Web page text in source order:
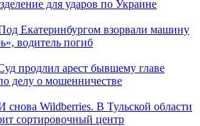
для ударов по Украине
Екатеринбургом взорвали машину
водитель погиб
продлил арест бывшему главе
делу о мошенничестве
снова Wildberries. В Тульской области
сортировочный центр